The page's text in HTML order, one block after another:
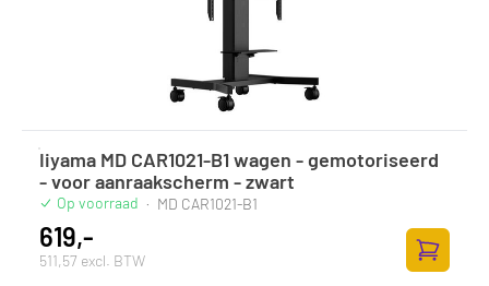
Iiyama MD CAR1021-B1 wagen - gemotoriseerd
- voor aanraakscherm - zwart
Op voorraad · MD CAR1021-B1
619,-
511,57 excl. BTW